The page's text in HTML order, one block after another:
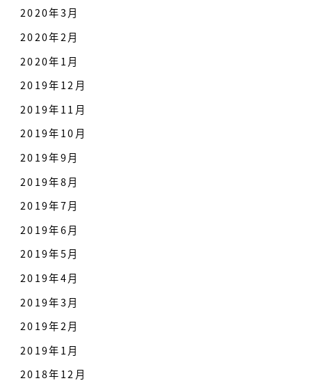
2020年3月
2020年2月
2020年1月
2019年12月
2019年11月
2019年10月
2019年9月
2019年8月
2019年7月
2019年6月
2019年5月
2019年4月
2019年3月
2019年2月
2019年1月
2018年12月